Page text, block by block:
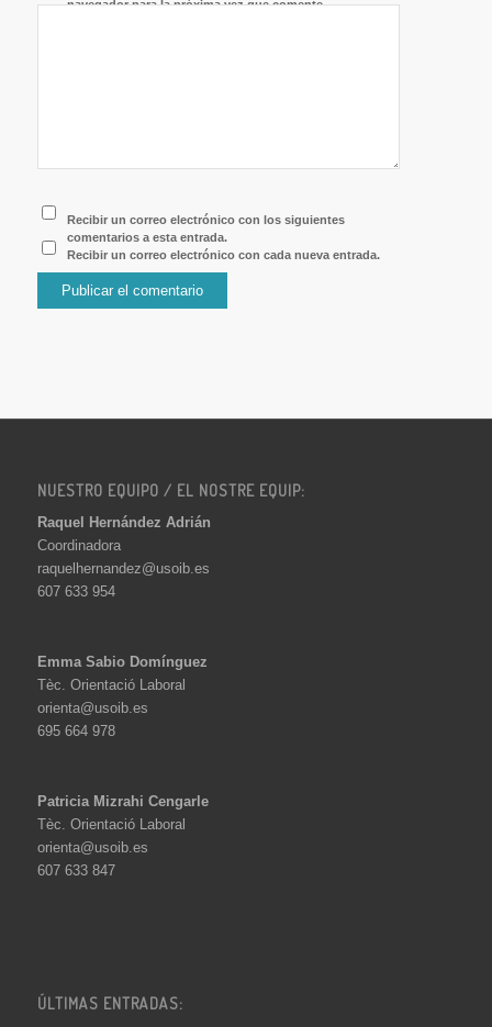
navegador para la próxima vez que comente.
Recibir un correo electrónico con los siguientes
comentarios a esta entrada.
Recibir un correo electrónico con cada nueva entrada.
NUESTRO EQUIPO / EL NOSTRE EQUIP:
Raquel Hernández Adrián
Coordinadora
raquelhernandez@usoib.es
607 633 954
Emma Sabio Domínguez
Tèc. Orientació Laboral
orienta@usoib.es
695 664 978
Patricia Mizrahi Cengarle
Tèc. Orientació Laboral
orienta@usoib.es
607 633 847
ÚLTIMAS ENTRADAS: